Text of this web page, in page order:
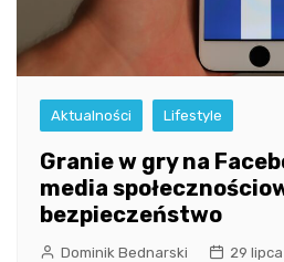
Aktualności Lifestyle
Granie w gry na
media
bezpieczeństwo
Dominik Bednarski 29